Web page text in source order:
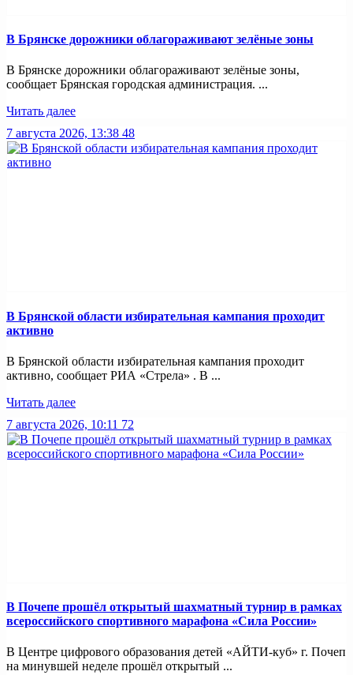
В Брянске дорожники облагораживают зелёные зоны
В Брянске дорожники облагораживают зелёные зоны,
сообщает Брянская городская администрация. ...
Читать далее
7 августа 2026, 13:38 48
В Брянской области избирательная кампания проходит
активно
В Брянской области избирательная кампания проходит
активно, сообщает РИА «Стрела» . В ...
Читать далее
7 августа 2026, 10:11 72
В Почепе прошёл открытый шахматный турнир в рамках
всероссийского спортивного марафона «Сила России»
В Центре цифрового образования детей «АЙТИ-куб» г. Почеп
на минувшей неделе прошёл открытый ...